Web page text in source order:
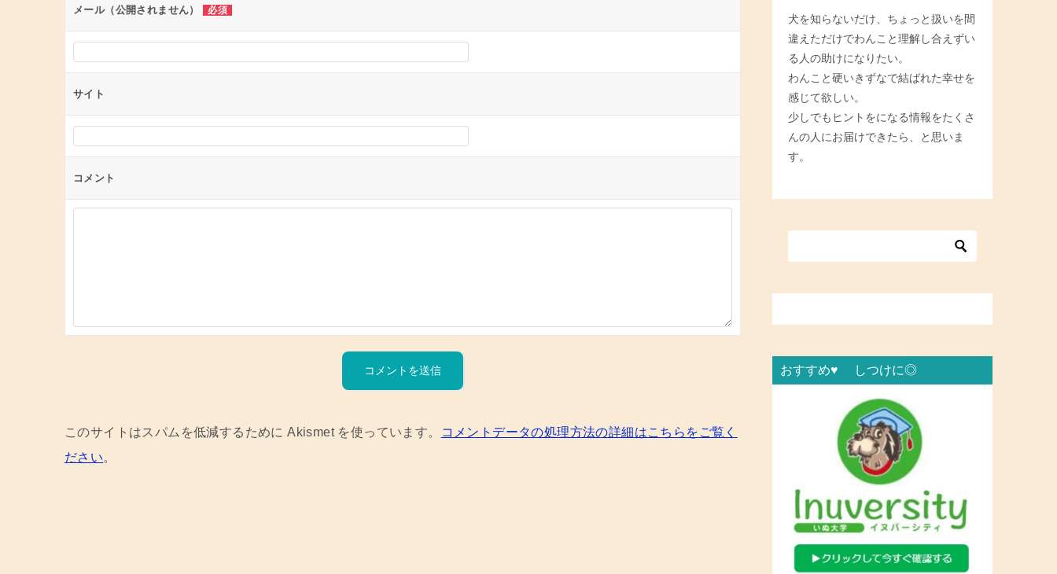
メール（公開されません） 必須
サイト
コメント
このサイトはスパムを低減するために Akismet を使っています。
コメントデータの処理方法の詳細はこちらをご覧く
ださい。
犬を知らないだけ、ちょっと扱いを間
違えただけでわんこと理解し合えずい
る人の助けになりたい。
わんこと硬いきずなで結ばれた幸せを
感じて欲しい。
少しでもヒントをになる情報をたくさ
んの人にお届けできたら、と思いま
す。
おすすめ♥ しつけに◎